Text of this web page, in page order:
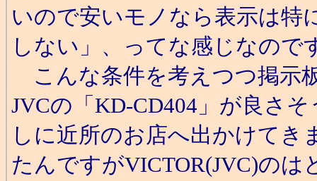
いので安いモノなら表示は特
しない」、ってな感じなので
こんな条件を考えつつ掲示
JVCの「KD-CD404」が良さ
しに近所のお店へ出かけて
たんですがVICTOR(JVC)の